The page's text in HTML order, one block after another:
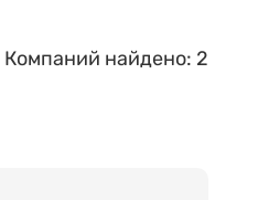
Компаний найдено: 2